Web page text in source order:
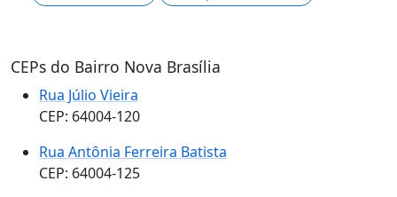
CEPs do Bairro Nova Brasília
Rua Júlio Vieira
CEP: 64004-120
Rua Antônia Ferreira Batista
CEP: 64004-125